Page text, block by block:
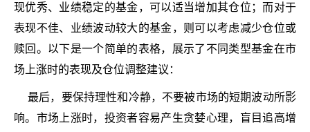
现优秀、业绩稳定的基金，可以适当增加其仓位；而对于
表现不佳、业绩波动较大的基金，则可以考虑减少仓位或
赎回。以下是一个简单的表格，展示了不同类型基金在市
场上涨时的表现及仓位调整建议：
最后，要保持理性和冷静，不要被市场的短期波动所影
响。市场上涨时，投资者容易产生贪婪心理，盲目追高增